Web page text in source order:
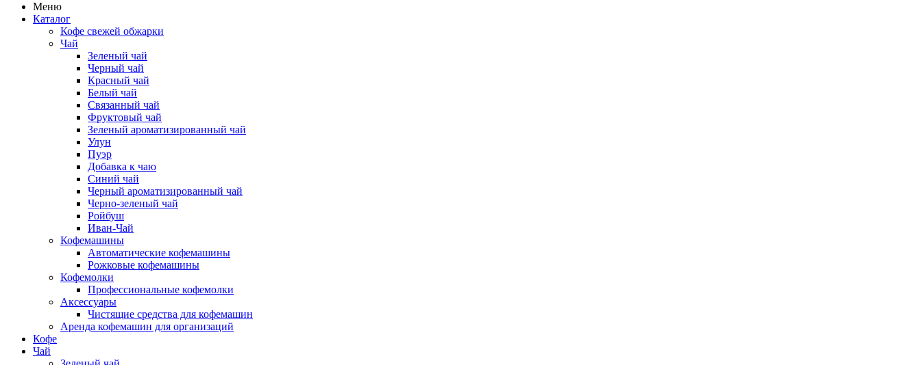
Меню
Каталог
Кофе свежей обжарки
Чай
Зеленый чай
Черный чай
Красный чай
Белый чай
Связанный чай
Фруктовый чай
Зеленый ароматизированный чай
Улун
Пуэр
Добавка к чаю
Синий чай
Черный ароматизированный чай
Черно-зеленый чай
Ройбуш
Иван-Чай
Кофемашины
Автоматические кофемашины
Рожковые кофемашины
Кофемолки
Профессиональные кофемолки
Аксессуары
Чистящие средства для кофемашин
Аренда кофемашин для организаций
Кофе
Чай